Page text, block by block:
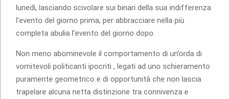
lunedì, lasciando scivolare sui binari della sua indifferenza
l’evento del giorno prima, per abbracciare nella più
completa abulia l’evento del giorno dopo.
Non meno abominevole il comportamento di un’orda di
vomitevoli politicanti ipocriti , legati ad uno schieramento
puramente geometrico e di opportunità che non lascia
trapelare alcuna netta distinzione tra connivenza e